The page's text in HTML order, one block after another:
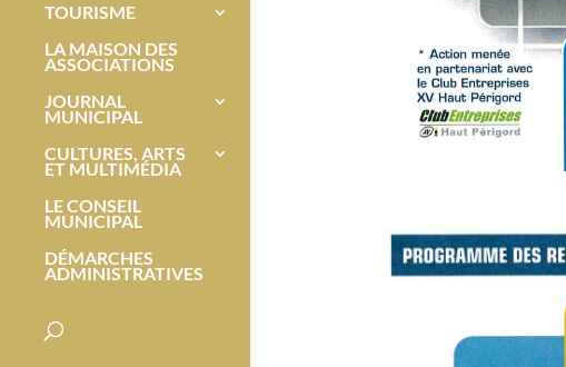
TOURISME
LA MAISON DES
ASSOCIATIONS
JOURNAL
MUNICIPAL
CULTURES, ARTS
ET MULTIMÉDIA
LE CONSEIL
MUNICIPAL
DÉMARCHES
ADMINISTRATIVES